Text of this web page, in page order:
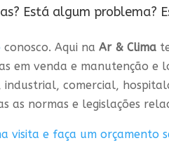
Está algum problema?
conosco. Aqui naAr & Clima
em venda e manutenção e
industrial, comercial,
as normas e legislações
visita e faça um orçamento